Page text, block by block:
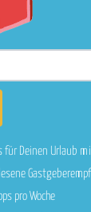
für Deinen Urlaub
pro Woche